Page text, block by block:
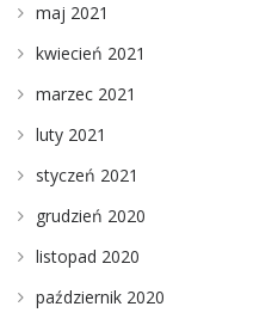
maj 2021
kwiecień 2021
marzec 2021
luty 2021
styczeń 2021
grudzień 2020
listopad 2020
październik 2020